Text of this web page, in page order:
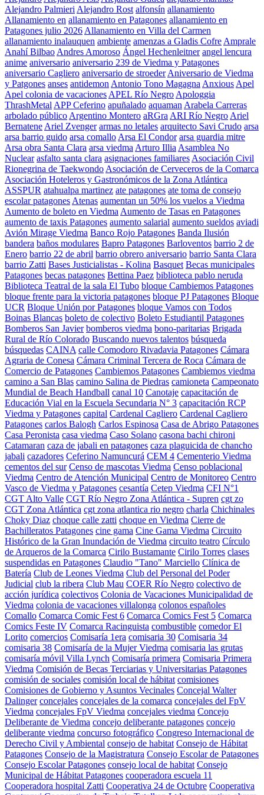
Alejandro Palmieri Alejandro Rost alfonsín allanamiento
Allanamiento en allanamiento en Patagones allanamiento en
Patagones julio 2026 Allanamiento en Villa del Carmen
allanamiento inalauquen ambiente amenzas a Gladis Cofre Amprale
Anahí Bilbao Andres Amoroso Ángel Hechenleitner angel lencura
anime aniversario aniversario 239 de Viedma y Patagones
aniversario Cagliero aniversario de stroeder Aniversario de Viedma
y Patgones anses antidemon Antonio Tono Magagna Anxious Apel
Apel colonia de vacaciones APEL Río Negro Apologgia
ThrashMetal APP Ceferino apuñalado aquaman Arabela Carreras
arbolado público Argentino Montero aRGra ARI Río Negro Ariel
Bernatene Ariel Zvenger armas no letales arquitecto Savi Crudo arsa
arsa barrio guido arsa comallo Arsa El Condor arsa guardia mitre
Arsa obra Santa Clara arsa viedma Arturo Illia Asamblea No
Nuclear asfalto santa clara asignaciones familiares Asociación Civil
Rionegrina de Taekwondo Asociación de Cerveceros de la Comarca
Asociación Hoteleros y Gastronómicos de la Zona Atlántica
ASSPUR atahualpa martinez ate patagones ate toma de consejo
escolar patagones Atenas aumentan un 50% los vuelos a Viedma
Aumento de boleto en Viedma Aumento de Tasas en Patagones
aumento de taxis Patagones aumento salarial aumento sueldos aviadi
Avión Mirage Viedma Banco Rojo Patagones Banda Ilusión
bandera baños modulares Bapro Patagones Barloventos barrio 2 de
Enero barrio 22 de abril barrio obrero aniversario barrio Santa Clara
barrio Zatti Bases Justicialistas - Kolina Basquet Becas municipales
Patagones becas patagones Bettina Paez biblioteca pablo neruda
Biblioteca Teatral de la sala El Tubo bloque Cambiemos Patagones
bloque frente para la victoria patagones bloque PJ Patagones Bloque
UCR Bloque Unión por Patagones bloque Vamos con Todos
Boinas Blancas boleto de colectivo Boleto Estudiantil Patagones
Bomberos San Javier bomberos viedma bono-paritarias Brigada
Rural de Río Colorado Buscando nuevos talentos búsqueda
búsquedas CAINA calle Comodoro Rivadavia Patagones Cámara
Agraria de Conesa Cámara Criminal Tercera de Roca Cámara de
Comercio de Patagones Cambiemos Patagones Cambiemos viedma
camino a San Blas camino Salina de Piedras camioneta Campeonato
Mundial de Beach Handball canal 10 Canotaje capacitación de
Educación Vial en la Escuela Secundaria N° 3 capacitación RCP
Viedma y Patagones capital Cardenal Cagliero Cardenal Cagliero
Patagones carlos Balogh Carlos Espinosa Casa de Abrigo Patagones
Casa Peronista casa viedma Caso Solano casona bachi chironi
Catamaran caza de jabali en patagones caza plaguicida de chancho
jabali cazadores Ceferino Namuncurá CEM 4 Cementerio Viedma
cementos del sur Censo de mascotas Viedma Censo poblacional
Viedma Centro de Atención Municipal Centro de Monitoreo Centro
Vasco de Viedma y Patagones cesantía Cetep Viedma CFI N°1
CGT Alto Valle CGT Río Negro Zona Atlántica - Supren cgt zo
CGT Zona Atlántica cgt zona atlantica rio negro charla Chichinales
Choky Diaz choque calle zatti choque en Viedma Cierre de
Bachilleratos Patagones cine gama Cine Gama Viedma Circuito
Histórico de la Gran Inundación de Viedma circuito teatro Círculo
de Arqueros de la Comarca Cirilo Bustamante Cirilo Torres clases
suspendidas en Patagones Claudio "Tano" Marciello Clínica de
Batería Club de Leones Viedma Club del Personal del Poder
Judicial club la ribera Club Mau COER Río Negro colectivo de
acción jurídica colectivos Colonia de Vacaciones Municipalidad de
Viedma colonia de vacaciones villalonga colonos españoles
Comallo Comarca Comic Fest 6 Comarca Comics Fest 5 Comarca
Comics Feste IV Comarca Racinguista combustible comedor El
Lorito comercios Comisaría 1era comisaria 30 Comisaria 34
comisaria 38 Comisaría de la Mujer Viedma comisaria las grutas
comisaría móvil Villa Lynch Comisaría primera Comisaria Primera
Viedma Comisión de Becas Terciarias y Universitarias Patagones
comisión de sociales comisión local de hábitat comisiones
Comisiones de Gobierno y Asuntos Vecinales Concejal Walter
Dalinger concejales concejales de la comarca concejales del FpV
Viedma concejales FpV Viedma concejales viedma Concejo
Deliberante de Viedma concejo deliberante patagones concejo
deliberante viedma concurso fotográfico Congreso Internacional de
Derecho Civil y Ambiental consejo de habitat Consejo de Hábitat
Patagones Consejo de la Magistratura Consejo Escolar de Patagones
Consejo Escolar Patagones consejo local de habitat Consejo
Municipal de Hábitat Patagones cooperadora escuela 11
Cooperadora hospital Zatti Cooperativa 24 de Octubre Cooperativa